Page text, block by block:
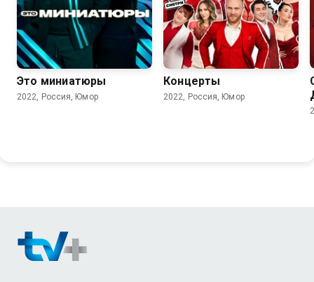
6.6
Это миниатюры
2022, Россия, Юмор
6.5
Концерты
2022, Россия, Юмор